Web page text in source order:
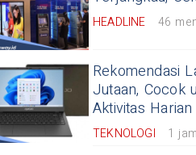
HEADLINE 46
Rekomendasi
Jutaan, Cocok
Aktivitas Harian
TEKNOLOGI 1 jam